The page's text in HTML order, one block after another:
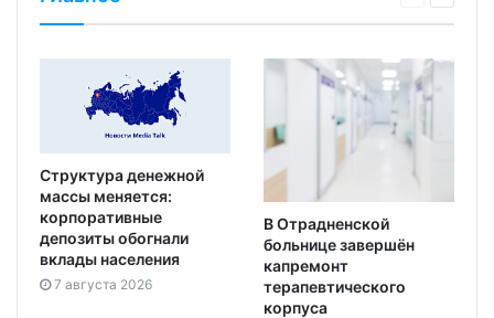
Структура денежной
массы меняется:
корпоративные
депозиты обогнали
вклады населения
7 августа 2026
В Отрадненской
больнице завершён
капремонт
терапевтического
корпуса